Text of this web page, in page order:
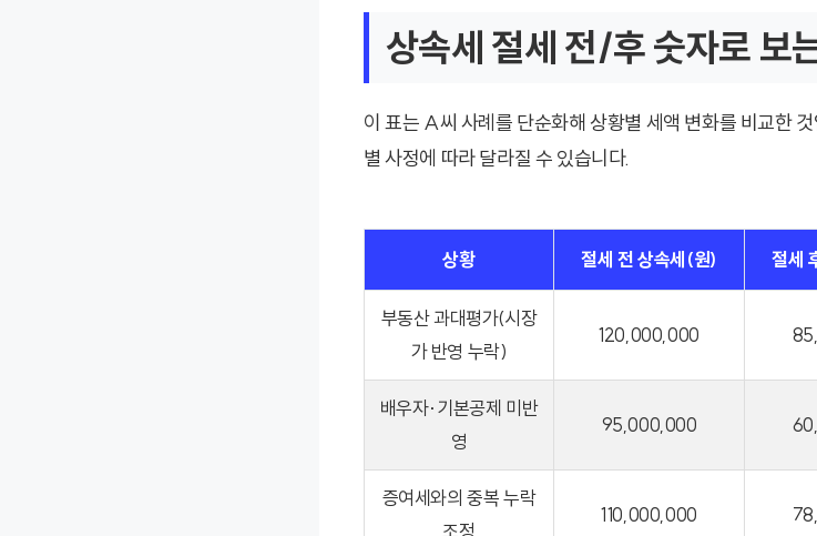
상속세 절세 전/후 숫자로 보
이 표는 A씨 사례를 단순화해 상황별 세액 변화를 비교한
별 사정에 따라 달라질 수 있습니다.
상황 절세 전 상속세(원) 절세
부동산 과대평가(시장
가 반영 누락)
120,000,000
배우자·기본공제 미반
영
95,000,000
증여세와의 중복 누락
조정
110,000,000